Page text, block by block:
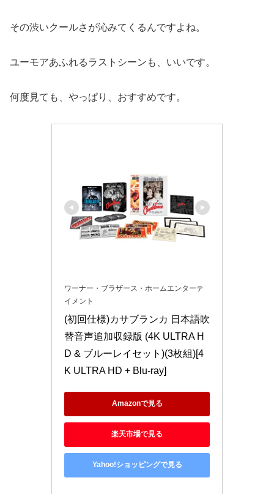
その渋いクールさが沁みてくるんですよね。
ユーモアあふれるラストシーンも、いいです。
何度見ても、やっぱり、おすすめです。
ワーナー・ブラザース・ホームエンターテ
イメント
(初回仕様)カサブランカ 日本語吹
替音声追加収録版 (4K ULTRA H
D & ブルーレイセット)(3枚組)[4
K ULTRA HD + Blu-ray]
Amazonで見る
楽天市場で見る
Yahoo!ショッピングで見る